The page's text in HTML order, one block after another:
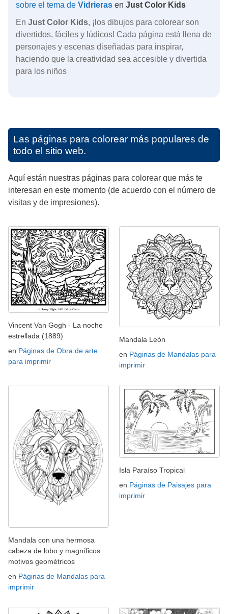
sobre el tema de Vidrieras en Just Color Kids
En Just Color Kids, ¡los dibujos para colorear son
divertidos, fáciles y lúdicos! Cada página está llena de
personajes y escenas diseñadas para inspirar,
haciendo que la creatividad sea accesible y divertida
para los niños
Las páginas para colorear más populares de
todo el sitio web.
Aquí están nuestras páginas para colorear que más te
interesan en este momento (de acuerdo con el número de
visitas y de impresiones).
Vincent Van Gogh - La noche
estrellada (1889)
en Páginas de Obra de arte
para imprimir
Mandala León
en Páginas de Mandalas para
imprimir
Mandala con una hermosa
cabeza de lobo y magníficos
motivos geométricos
en Páginas de Mandalas para
imprimir
Isla Paraíso Tropical
en Páginas de Paisajes para
imprimir